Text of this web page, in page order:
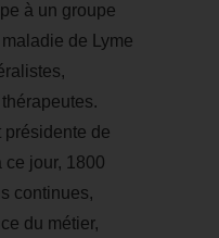
à un groupe
de Lyme
présidente de
ce jour, 1800
continues,
du métier,